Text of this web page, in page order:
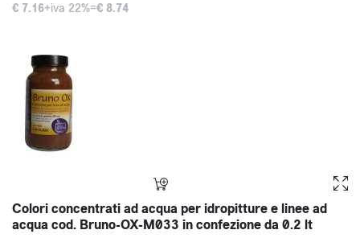
€ 7.16+iva 22%=€ 8.74
Colori concentrati ad acqua per idropitture e linee ad
acqua cod. Bruno-OX-M033 in confezione da 0.2 lt